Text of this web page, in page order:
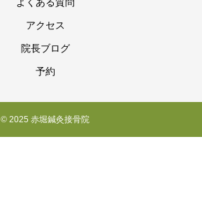
アクセス
院長ブログ
予約
© 2025 赤堀鍼灸接骨院